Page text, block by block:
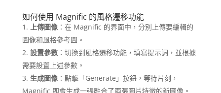
如何使用 Magnific 的風格遷移功能
上傳圖像 ：​在 Magnific 的界面中，分別上傳要編輯的
圖像和風格參考圖。​
設置參數：​切換到風格遷移功能，填寫提示詞，並根據
需要設置上述參數。​
生成圖像 ：​點擊「Generate」按鈕，等待片刻，
Magnific 即會生成一張融合了兩張圖片特徵的新圖像。​